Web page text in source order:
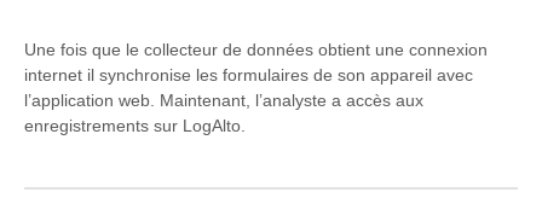
Une fois que le collecteur de données obtient une connexion
internet il synchronise les formulaires de son appareil avec
l’application web. Maintenant, l’analyste a accès aux
enregistrements sur LogAlto.